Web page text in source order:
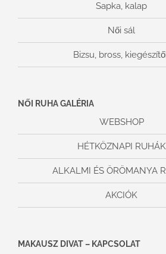
Sapka, kalap
Női sál
Bizsu, bross,
NŐI RUHA GALÉRIA
WEBSHOP
HÉTKÖZNAPI RUHÁK
ALKALMI ÉS ÖRÖMANYA
AKCIÓK
MAKAUSZ DIVAT – KAPCSOLAT